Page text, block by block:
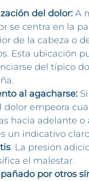
del dolor: A
se centra en la
de la cabeza o
Esta ubicación
del típico
al agacharse:
dolor empeora
hacia adelante o
un indicativo
. La presión
el malestar.
por otros